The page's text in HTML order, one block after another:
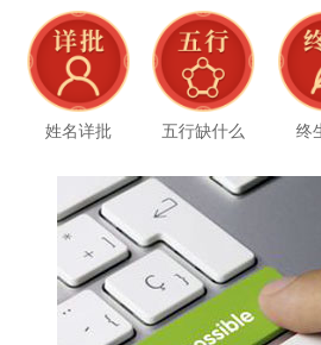
姓名详批 五行缺什么 终